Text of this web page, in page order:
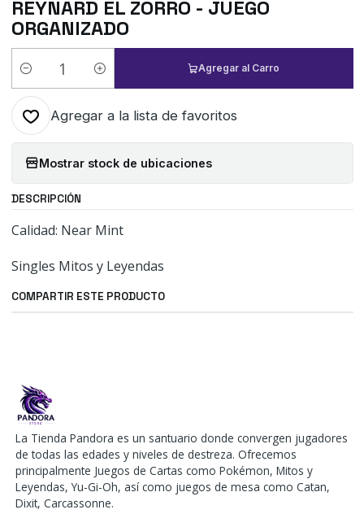
REYNARD EL ZORRO - JUEGO
ORGANIZADO
Cantidad
Agregar al Carro
Agregar a la lista de favoritos
Mostrar stock de ubicaciones
DESCRIPCIÓN
Calidad: Near Mint
Singles Mitos y Leyendas
COMPARTIR ESTE PRODUCTO
La Tienda Pandora es un santuario donde convergen jugadores
de todas las edades y niveles de destreza. Ofrecemos
principalmente Juegos de Cartas como Pokémon, Mitos y
Leyendas, Yu-Gi-Oh, así como juegos de mesa como Catan,
Dixit, Carcassonne.